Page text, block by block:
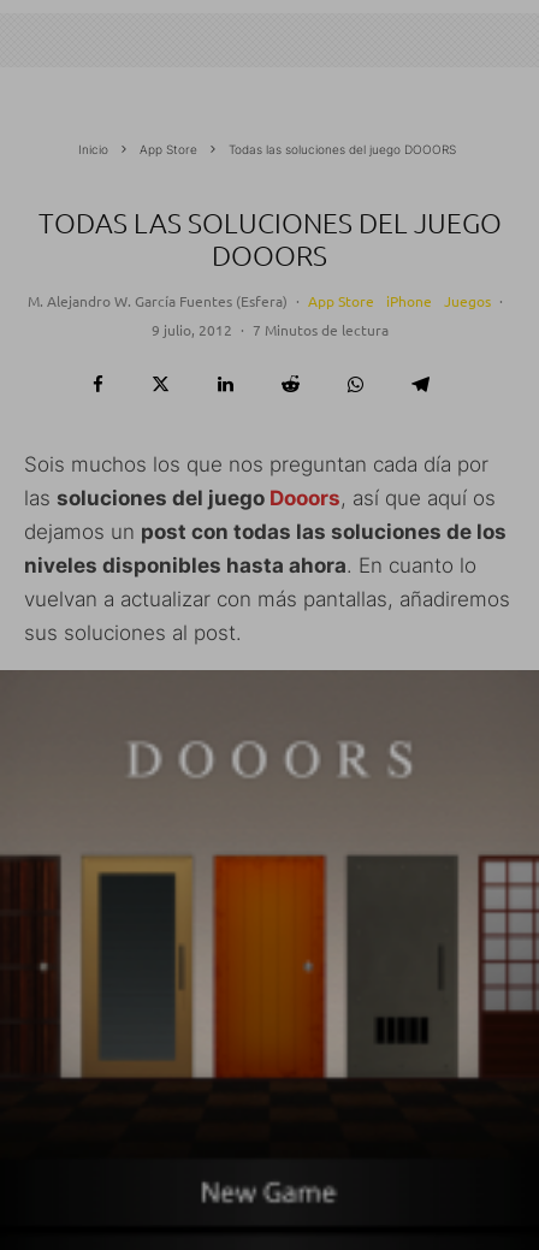
Inicio App Store Todas las soluciones del juego DOOORS
TODAS LAS SOLUCIONES DEL JUEGO
DOOORS
M. Alejandro W. García Fuentes (Esfera) · App Store iPhone Juegos ·
9 julio, 2012 · 7 Minutos de lectura
Sois muchos los que nos preguntan cada día por
las soluciones del juego Dooors, así que aquí os
dejamos un post con todas las soluciones de los
niveles disponibles hasta ahora. En cuanto lo
vuelvan a actualizar con más pantallas, añadiremos
sus soluciones al post.